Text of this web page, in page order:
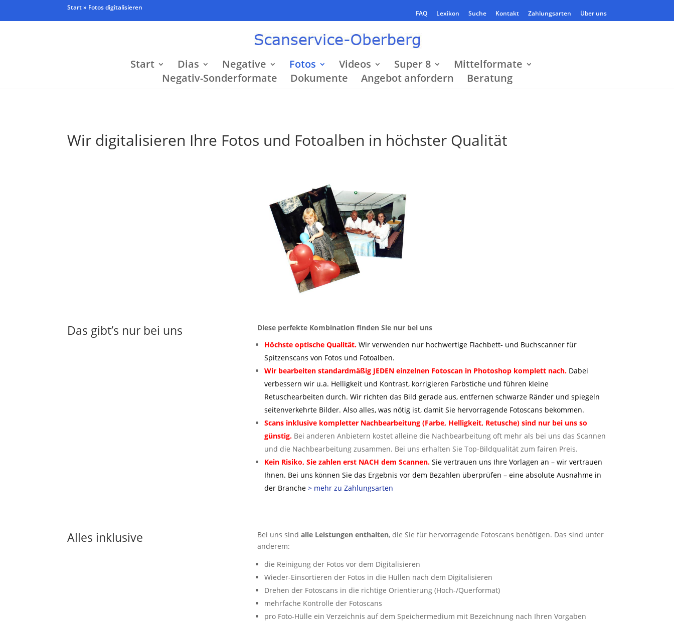
Start» Fotos digitalisieren
FAQ Lexikon Suche Kontakt Zahlungsarten Über uns
Start Dias Negative Fotos Videos Super 8
Mittelformate
Negativ-Sonderformate
Dokumente Angebot anfordern Beratung
Wir digitalisieren Ihre Fotos und Fotoalben in höchster Qualität
Das gibt’s nur bei uns
Diese perfekte Kombination finden Sie nur bei uns
Höchste optische Qualität. Wir verwenden nur hochwertige Flachbett- und Buchscanner für
Spitzenscans von Fotos und Fotoalben.
Wir bearbeiten standardmäßig JEDEN einzelnen Fotoscan in Photoshop komplett nach. Dabei
verbessern wir u.a. Helligkeit und Kontrast, korrigieren Farbstiche und führen kleine
Retuschearbeiten durch. Wir richten das Bild gerade aus, entfernen schwarze Ränder und spiegeln
seitenverkehrte Bilder. Also alles, was nötig ist, damit Sie hervorragende Fotoscans bekommen.
Scans inklusive kompletter Nachbearbeitung (Farbe, Helligkeit, Retusche) sind nur bei uns so
günstig.Bei anderen Anbietern kostet alleine die Nachbearbeitung oft mehr als bei uns das Scannen
und die Nachbearbeitung zusammen. Bei uns erhalten Sie Top-Bildqualität zum fairen Preis.
Kein Risiko, Sie zahlen erst NACH dem Scannen. Sie vertrauen uns Ihre Vorlagen an – wir vertrauen
Ihnen. Bei uns können Sie das Ergebnis vor dem Bezahlen überprüfen – eine absolute Ausnahme in
der Branche> mehr zu Zahlungsarten
Alles inklusive Bei uns sind alle Leistungen enthalten, die Sie für hervorragende Fotoscans benötigen. Das sind unter
anderem:
die Reinigung der Fotos vor dem Digitalisieren
Wieder-Einsortieren der Fotos in die Hüllen nach dem Digitalisieren
Drehen der Fotoscans in die richtige Orientierung (Hoch-/Querformat)
mehrfache Kontrolle der Fotoscans
pro Foto-Hülle ein Verzeichnis auf dem Speichermedium mit Bezeichnung nach Ihren Vorgaben